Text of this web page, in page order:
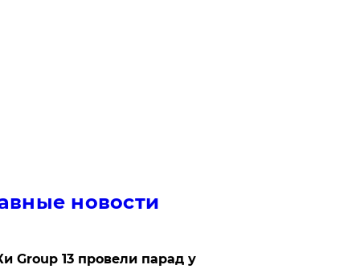
новости
Group 13 провели парад у